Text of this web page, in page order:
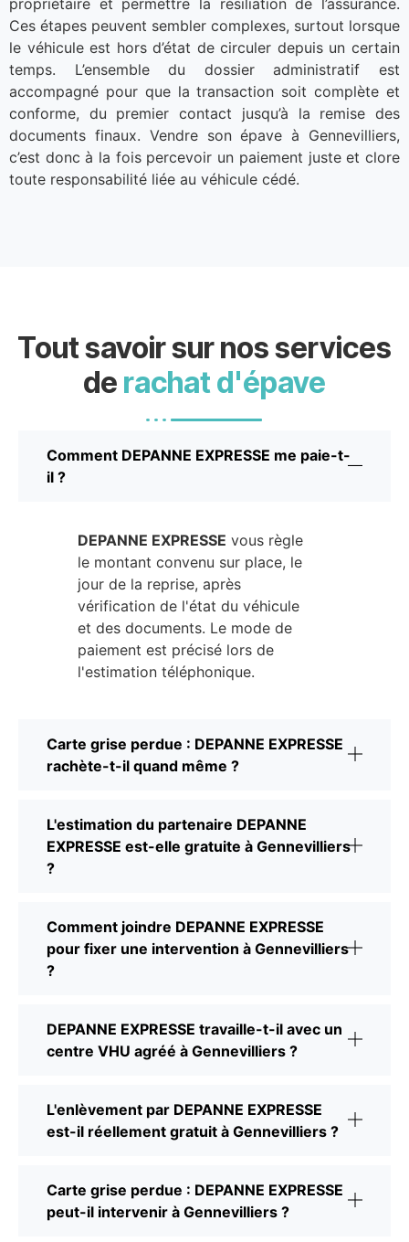
Ces étapes peuvent sembler complexes, surtout lorsque
le véhicule est hors d’état de circuler depuis un certain
temps. L’ensemble du dossier administratif est
accompagné pour que la transaction soit complète et
conforme, du premier contact jusqu’à la remise des
documents finaux. Vendre son épave à Gennevilliers,
c’est donc à la fois percevoir un paiement juste et clore
toute responsabilité liée au véhicule cédé.
Tout savoir sur nos services
de rachat d'épave
Comment DEPANNE EXPRESSE me paie-t-
il ?
DEPANNE EXPRESSE vous règle
le montant convenu sur place, le
jour de la reprise, après
vérification de l'état du véhicule
et des documents. Le mode de
paiement est précisé lors de
l'estimation téléphonique.
Carte grise perdue : DEPANNE EXPRESSE
rachète-t-il quand même ?
L'estimation du partenaire DEPANNE
EXPRESSE est-elle gratuite à Gennevilliers
?
Comment joindre DEPANNE EXPRESSE
pour fixer une intervention à Gennevilliers
?
DEPANNE EXPRESSE travaille-t-il avec un
centre VHU agréé à Gennevilliers ?
L'enlèvement par DEPANNE EXPRESSE
est-il réellement gratuit à Gennevilliers ?
Carte grise perdue : DEPANNE EXPRESSE
peut-il intervenir à Gennevilliers ?